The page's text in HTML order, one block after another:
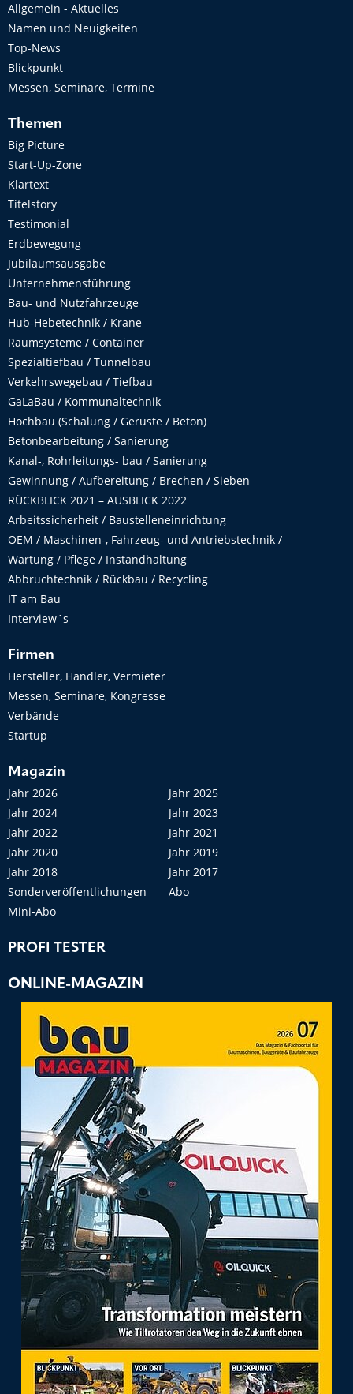
Allgemein - Aktuelles
Namen und Neuigkeiten
Top-News
Blickpunkt
Messen, Seminare, Termine
Themen
Big Picture
Start-Up-Zone
Klartext
Titelstory
Testimonial
Erdbewegung
Jubiläumsausgabe
Unternehmensführung
Bau- und Nutzfahrzeuge
Hub-Hebetechnik / Krane
Raumsysteme / Container
Spezialtiefbau / Tunnelbau
Verkehrswegebau / Tiefbau
GaLaBau / Kommunaltechnik
Hochbau (Schalung / Gerüste / Beton)
Betonbearbeitung / Sanierung
Kanal-, Rohrleitungs- bau / Sanierung
Gewinnung / Aufbereitung / Brechen / Sieben
RÜCKBLICK 2021 – AUSBLICK 2022
Arbeitssicherheit / Baustelleneinrichtung
OEM / Maschinen-, Fahrzeug- und Antriebstechnik /
Wartung / Pflege / Instandhaltung
Abbruchtechnik / Rückbau / Recycling
IT am Bau
Interview´s
Firmen
Hersteller, Händler, Vermieter
Messen, Seminare, Kongresse
Verbände
Startup
Magazin
Jahr 2026
Jahr 2025
Jahr 2024
Jahr 2023
Jahr 2022
Jahr 2021
Jahr 2020
Jahr 2019
Jahr 2018
Jahr 2017
Sonderveröffentlichungen
Abo
Mini-Abo
PROFI TESTER
ONLINE-MAGAZIN